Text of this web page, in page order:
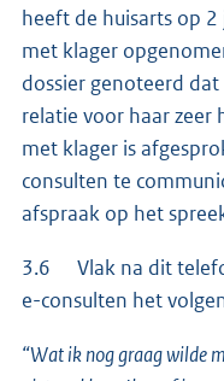
heeft de huisarts op
met klager
dossier genoteerd
relatie voor haar zeer
met klager is
consulten te
afspraak op het
3.6 Vlak na dit
e-consulten het
“Wat ik nog graag wilde